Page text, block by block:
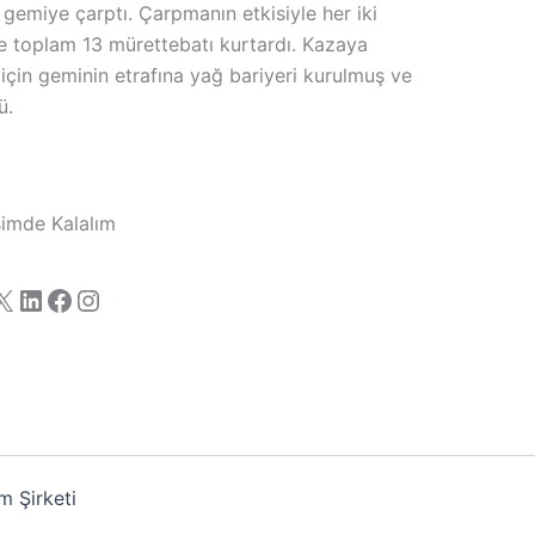
çarptı. Çarpmanın etkisiyle her iki
13 mürettebatı kurtardı. Kazaya
için geminin etrafına yağ bariyeri kurulmuş ve
Kalalım
LinkedIn Facebook Instagram
Şirketi